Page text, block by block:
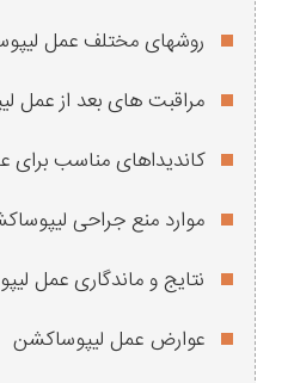
روشهای مختلف عمل
مراقبت های بعد از عمل
کاندیداهای مناسب
موارد منع جراحی
نتایج و ماندگاری عمل
عوارض عمل لیپوساکشن